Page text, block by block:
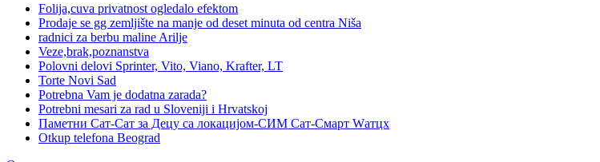
Folija,cuva privatnost ogledalo efektom
Prodaje se gg zemljište na manje od deset minuta od centra Niša
radnici za berbu maline Arilje
Veze,brak,poznanstva
Polovni delovi Sprinter, Vito, Viano, Krafter, LT
Torte Novi Sad
Potrebna Vam je dodatna zarada?
Potrebni mesari za rad u Sloveniji i Hrvatskoj
Паметни Сат-Сат за Децу са локацијом-СИМ Сат-Смарт Wатцх
Otkup telefona Beograd